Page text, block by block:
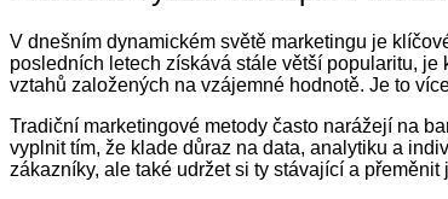
V dnešním dynamickém světě marketingu je
posledních letech získává stále větší popularitu, je
vztahů založených na vzájemné hodnotě. Je to
Tradiční marketingové metody často narážejí na
vyplnit tím, že klade důraz na data, analytiku a
zákazníky, ale také udržet si ty stávající a